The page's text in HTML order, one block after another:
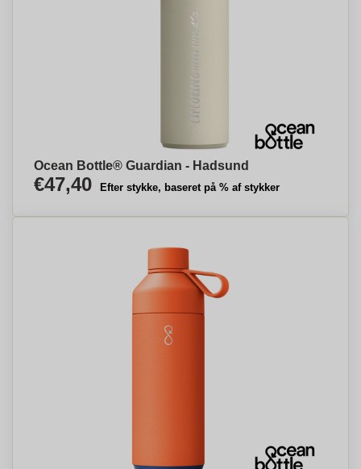
Ocean Bottle® Guardian - Hadsund
€47,40 Efter stykke, baseret på % af stykker